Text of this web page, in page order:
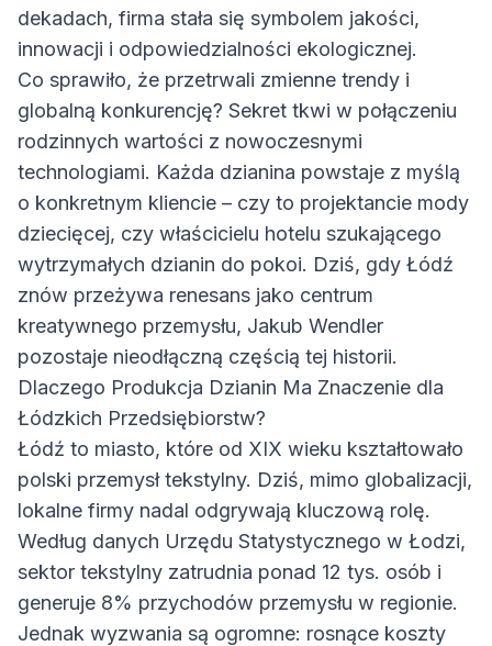
dekadach, firma stała się symbolem jakości,
innowacji i odpowiedzialności ekologicznej.
Co sprawiło, że przetrwali zmienne trendy i
globalną konkurencję? Sekret tkwi w połączeniu
rodzinnych wartości z nowoczesnymi
technologiami. Każda dzianina powstaje z myślą
o konkretnym kliencie – czy to projektancie mody
dziecięcej, czy właścicielu hotelu szukającego
wytrzymałych dzianin do pokoi. Dziś, gdy Łódź
znów przeżywa renesans jako centrum
kreatywnego przemysłu, Jakub Wendler
pozostaje nieodłączną częścią tej historii.
Dlaczego Produkcja Dzianin Ma Znaczenie dla
Łódzkich Przedsiębiorstw?
Łódź to miasto, które od XIX wieku kształtowało
polski przemysł tekstylny. Dziś, mimo globalizacji,
lokalne firmy nadal odgrywają kluczową rolę.
Według danych Urzędu Statystycznego w Łodzi,
sektor tekstylny zatrudnia ponad 12 tys. osób i
generuje 8% przychodów przemysłu w regionie.
Jednak wyzwania są ogromne: rosnące koszty